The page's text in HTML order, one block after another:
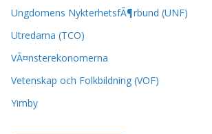
Ungdomens NykterhetsfÃ¶rbund (UNF)
Utredarna (TCO)
VÃ¤nsterekonomerna
Vetenskap och Folkbildning (VOF)
Yimby